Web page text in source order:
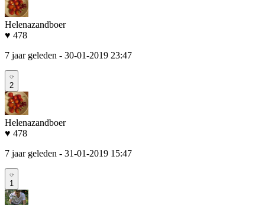
Helenazandboer
♥ 478
7 jaar geleden - 30-01-2019 23:47
2
Helenazandboer
♥ 478
7 jaar geleden - 31-01-2019 15:47
1